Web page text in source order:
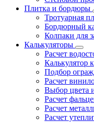
Плитка и бордюры
Тротуарная
Бордюрный
Колпаки для
Калькуляторы
Расчет
Калькулятор
Подбор
Расчет
Выбор цвета
Расчет
Расчет
Расчет